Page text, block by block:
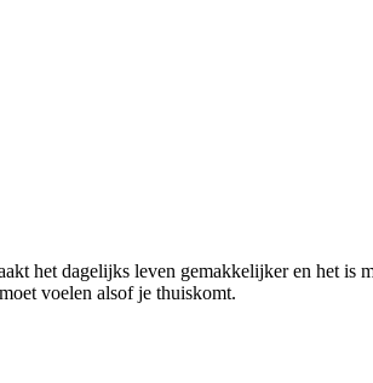
het dagelijks leven gemakkelijker en het
voelen alsof je thuiskomt.